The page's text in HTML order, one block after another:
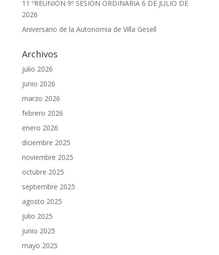
11 ºREUNION 9º SESION ORDINARIA 6 DE JULIO DE
2026
Aniversario de la Autonomia de Villa Gesell
Archivos
julio 2026
junio 2026
marzo 2026
febrero 2026
enero 2026
diciembre 2025
noviembre 2025
octubre 2025
septiembre 2025
agosto 2025
julio 2025
junio 2025
mayo 2025